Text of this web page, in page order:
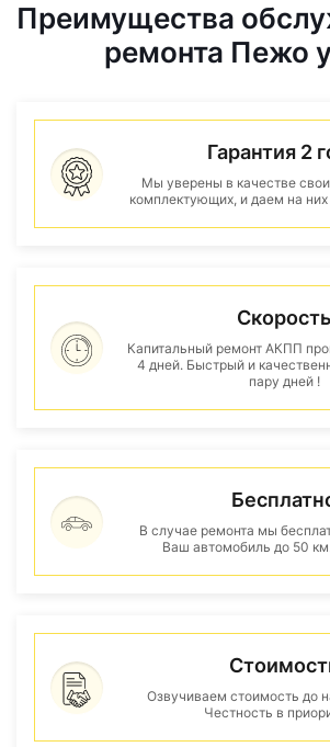
Преимущества
ремонта Пежо
Гарантия 2
Мы уверены в качестве
комплектующих, и даем на них
Скорость
Капитальный ремонт АКПП
4 дней. Быстрый и
пару дней !
В случае ремонта мы
Ваш автомобиль до 50
Озвучиваем стоимость до
Честность в